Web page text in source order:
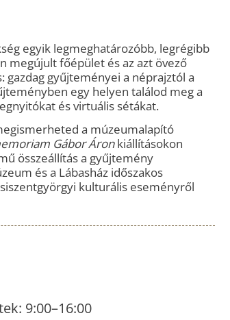
egyik legmeghatározóbb, legrégibb
megújult főépület és az azt övező
gyűjteményei a néprajztól a
egy helyen találod meg a
és virtuális sétákat.
a múzeumalapító
Gábor Áronkiállításokon
összeállítás a gyűjtemény
és a Lábasház időszakos
kulturális eseményről
9:00–16:00